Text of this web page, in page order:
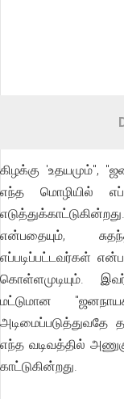
கிழக்கு 'உதயமும்",
எந்த மொழியில்
என்பதையும்,
எப்படிப்பட்டவர்கள்
கொள்ளமுடியும்.
மட்டுமான
அடிமைப்படுத்துவதே
எந்த வடிவத்தில்
காட்டுகின்றது.